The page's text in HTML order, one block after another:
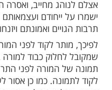
יכולת ההגנה
לשליטה עצמית
בעבר פעמים
ולכן היו רבנים
מכיוון שאין בהם שום